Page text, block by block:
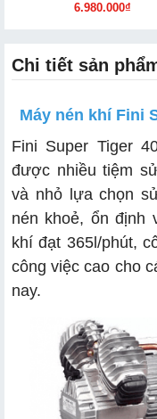
6.980.000₫
Chi tiết sản
Máy nén khí Fini
Fini Super Tiger
được nhiều tiệm
và nhỏ lựa chọn
nén khoẻ, ổn định
khí đạt 365l/phút,
công việc cao cho
nay.